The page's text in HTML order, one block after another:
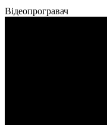
Відеопрогравач